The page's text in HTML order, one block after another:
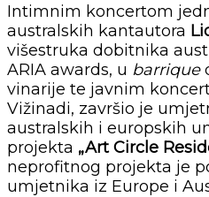
Intimnim koncertom
australskih kantautora
višestruka dobitnika
ARIA awards, u barrique
vinarije te javnim
Vižinadi, završio je
australskih i europskih
projekta „Art Circle
neprofitnog projekta je
umjetnika iz Europe i